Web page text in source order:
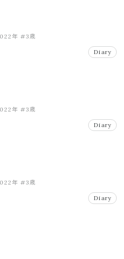
年 #3歳
Diary
年 #3歳
Diary
年 #3歳
Diary